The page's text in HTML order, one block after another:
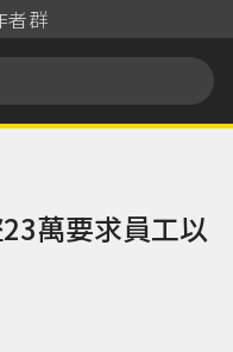
者群
萬要求員工以